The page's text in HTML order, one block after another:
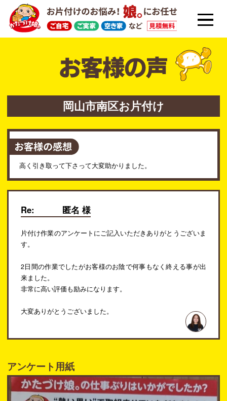
岡山市南区お片付け
高く引き取って下さって大変助かりました。
Re: 匿名 様
片付け作業のアンケートにご記入いただきありがとうございま
す。
2日間の作業でしたがお客様のお陰で何事もなく終える事が出
来ました。
非常に高い評価も励みになります。
大変ありがとうございました。
アンケート用紙